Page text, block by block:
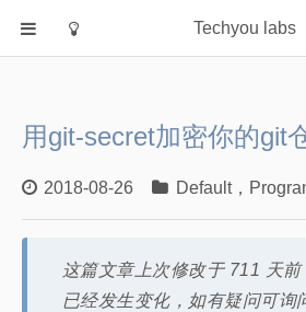
Techyou labs
Default
Linux/Unix
Database
Cloud
Networking
用git-secret加密你的git
2018-08-26 Default，
这篇文章上次修改于 711 天
已经发生变化，如有疑问可询